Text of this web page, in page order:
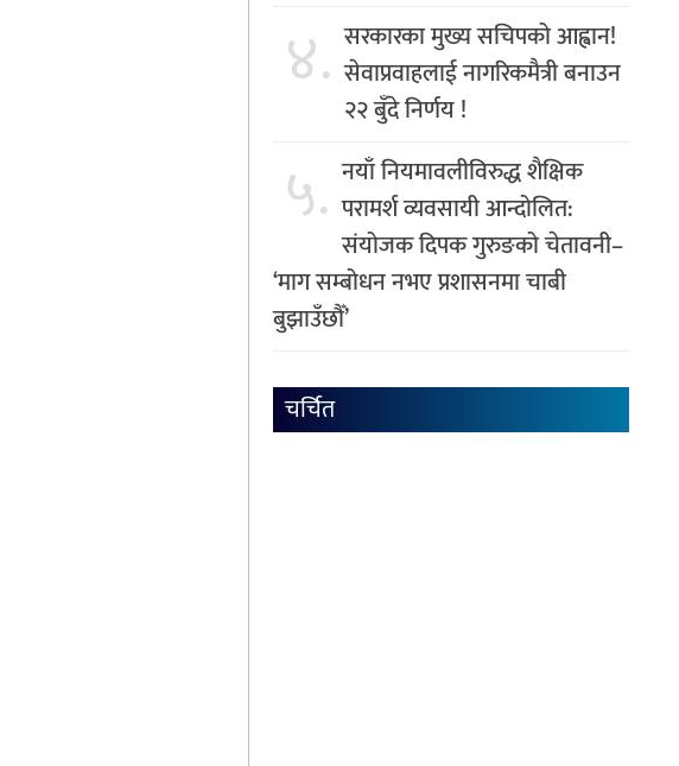
४. सरकारका मुख्य सचिपको आह्वान!
सेवाप्रवाहलाई नागरिकमैत्री बनाउन
२२ बुँदे निर्णय !
५. नयाँ नियमावलीविरुद्ध शैक्षिक
परामर्श व्यवसायी आन्दोलित:
संयोजक दिपक गुरुङको चेतावनी–
‘माग सम्बोधन नभए प्रशासनमा चाबी
बुझाउँछौँ’
चर्चित